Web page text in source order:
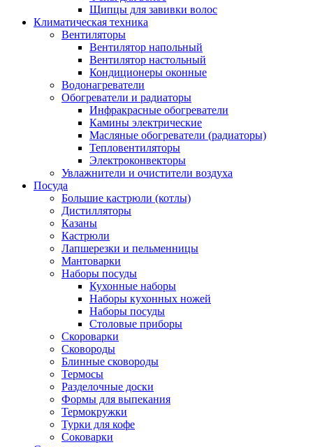
Щипцы для завивки волос
Климатическая техника
Вентиляторы
Вентилятор напольный
Вентилятор настольный
Кондиционеры оконные
Водонагреватели
Обогреватели и радиаторы
Инфракрасные обогреватели
Камины электрические
Масляные обогреватели (радиаторы)
Тепловентиляторы
Электроконвекторы
Увлажнители и очистители воздуха
Посуда
Большие кастрюли (котлы)
Дистилляторы
Казаны
Кастрюли
Лапшерезки и пельменницы
Мантоварки
Наборы посуды
Кухонные наборы
Наборы кухонных ножей
Наборы посуды
Столовые приборы
Скороварки
Сковороды
Блинные сковороды
Термосы
Разделочные доски
Формы для выпекания
Термокружки
Турки для кофе
Соковарки